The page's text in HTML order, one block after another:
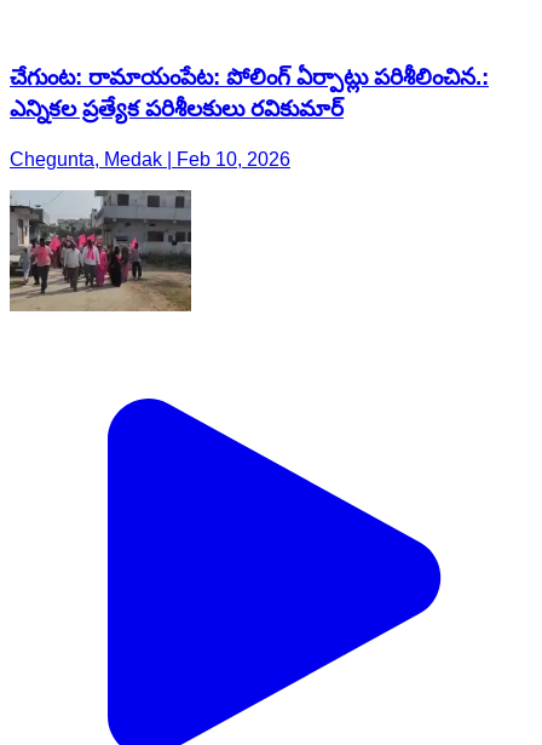
చేగుంట: రామాయంపేట: పోలింగ్ ఏర్పాట్లు పరిశీలించిన.:
ఎన్నికల ప్రత్యేక పరిశీలకులు రవికుమార్
Chegunta, Medak | Feb 10, 2026